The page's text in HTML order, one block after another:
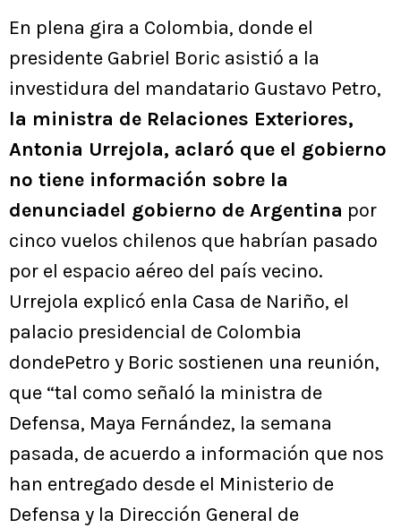
En plena gira a Colombia, donde el
presidente Gabriel Boric asistió a la
investidura del mandatario Gustavo Petro,
la ministra de Relaciones Exteriores,
Antonia Urrejola, aclaró que el gobierno
no tiene información sobre la
denunciadel gobierno de Argentina por
cinco vuelos chilenos que habrían pasado
por el espacio aéreo del país vecino.
Urrejola explicó enla Casa de Nariño, el
palacio presidencial de Colombia
dondePetro y Boric sostienen una reunión,
que “tal como señaló la ministra de
Defensa, Maya Fernández, la semana
pasada, de acuerdo a información que nos
han entregado desde el Ministerio de
Defensa y la Dirección General de